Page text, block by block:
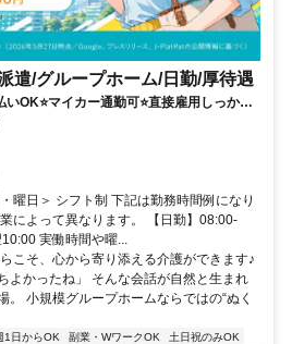
遣/グループホーム/日勤/厚待遇
いOK⭐️マイカー通勤可⭐️直接雇用しっかり
曜日＞ シフト制 下記は勤務時間例になり
によって異なります。 【日勤】08:00-
実働時間や曜...
こそ、心から寄り添える介護ができます♪
よかったね」 そんな会話が自然と生まれ
。 小規模グループホームならではの“ぬく
1日からOK 副業・WワークOK
土日祝のみOK